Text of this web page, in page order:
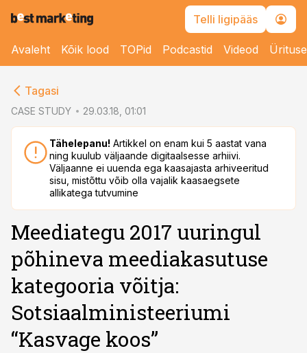
Telli ligipääs
Avaleht Kõik lood TOPid Podcastid Videod
Tagasi
CASE STUDY 29.03.18, 01:01
Tähelepanu! Artikkel on enam kui 5 aastat vana
ning kuulub väljaande digitaalsesse arhiivi.
Väljaanne ei uuenda ega kaasajasta arhiveeritud
sisu, mistõttu võib olla vajalik kaasaegsete
allikatega tutvumine
Meediategu 2017 uuringul
põhineva meediakasutuse
kategooria võitja:
Sotsiaalministeeriumi
“Kasvage koos”